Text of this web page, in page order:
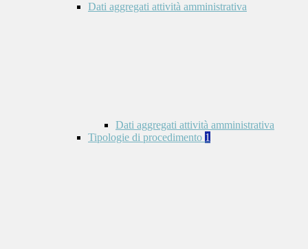
Dati aggregati attività amministrativa
Dati aggregati attività amministrativa
Tipologie di procedimento 1